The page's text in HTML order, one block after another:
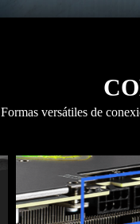
Formas versátiles de